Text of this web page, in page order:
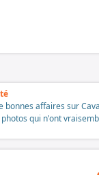
bonnes affaires sur
qui n'ont